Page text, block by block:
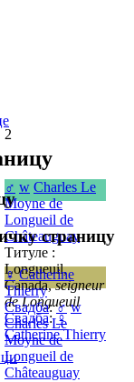
2
♂ w Charles Le
Moyne de
Longueil de
Châteauguay
Титуле :
Longueuil,
Canada,seigneur
de Longueuil
Свадба:♀
Catherine Thierry
♀ Catherine
Thierry
Свадба:♂ w
Charles Le
Moyne de
Longueil de
Châteauguay
страницу